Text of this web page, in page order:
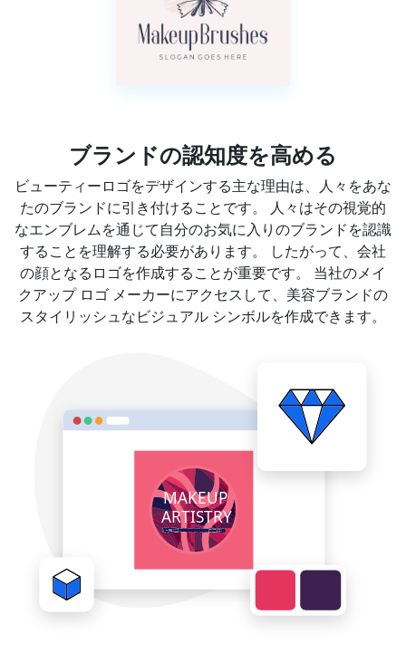
ブランドの認知度を高める
ビューティーロゴをデザインする主な理由は、人々をあな
たのブランドに引き付けることです。 人々はその視覚的
なエンブレムを通じて自分のお気に入りのブランドを認識
することを理解する必要があります。 したがって、会社
の顔となるロゴを作成することが重要です。 当社のメイ
クアップ ロゴ メーカーにアクセスして、美容ブランドの
スタイリッシュなビジュアル シンボルを作成できます。